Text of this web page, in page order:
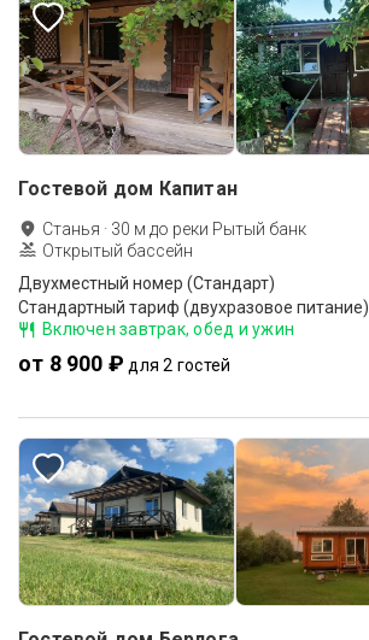
Гостевой дом Капитан
Станья · 30 м до реки Рытый банк
Открытый бассейн
Двухместный номер (Стандарт)
Стандартный тариф (двухразовое питание)
Включен завтрак, обед и ужин
от 8 900 ₽ для 2 гостей